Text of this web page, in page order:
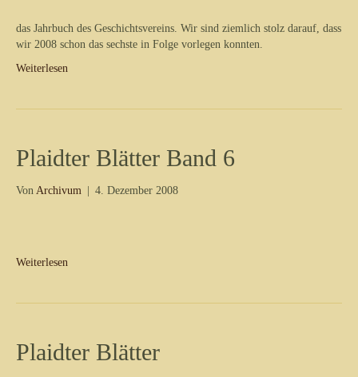
das Jahrbuch des Geschichtsvereins. Wir sind ziemlich stolz darauf, dass
wir 2008 schon das sechste in Folge vorlegen konnten.
Weiterlesen
Plaidter Blätter Band 6
Von Archivum | 4. Dezember 2008
Weiterlesen
Plaidter Blätter